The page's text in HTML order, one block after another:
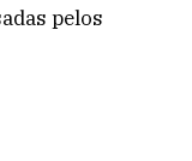
pelos